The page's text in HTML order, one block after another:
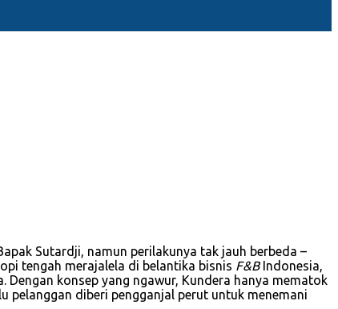
Sutardji, namun perilakunya tak jauh berbeda –
tengah merajalela di belantika bisnis F&BIndonesia,
konsep yang ngawur, Kundera hanya mematok
pelanggan diberi pengganjal perut untuk menemani